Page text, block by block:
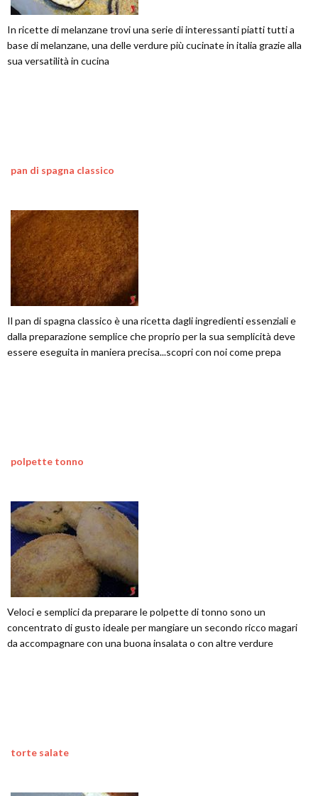
In ricette di melanzane trovi una serie di interessanti piatti tutti a
base di melanzane, una delle verdure più cucinate in italia grazie alla
sua versatilità in cucina
pan di spagna classico
Il pan di spagna classico è una ricetta dagli ingredienti essenziali e
dalla preparazione semplice che proprio per la sua semplicità deve
essere eseguita in maniera precisa...scopri con noi come prepa
polpette tonno
Veloci e semplici da preparare le polpette di tonno sono un
concentrato di gusto ideale per mangiare un secondo ricco magari
da accompagnare con una buona insalata o con altre verdure
torte salate